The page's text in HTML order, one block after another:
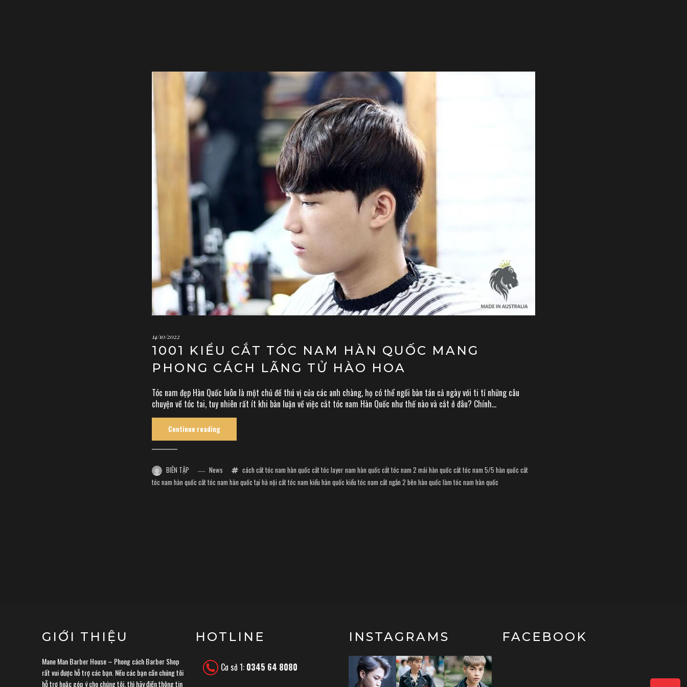
14/10/2022
1001 KIỂU CẮT TÓC NAM HÀN QUỐC MANG
PHONG CÁCH LÃNG TỬ HÀO HOA
Tóc nam đẹp Hàn Quốc luôn là một chủ đề thú vị của các anh chàng, họ có thể ngồi bàn tán cả ngày với ti tỉ những câu
chuyện về tóc tai, tuy nhiên rất ít khi bàn luận về việc cắt tóc nam Hàn Quốc như thế nào và cắt ở đâu? Chính...
Continue reading
BIÊN TẬP News cách cắt tóc nam hàn quốc cắt tóc layer nam hàn quốc cắt tóc nam 2 mái hàn quốc cắt tóc nam 5/5 hàn quốc cắt
tóc nam hàn quốc cắt tóc nam hàn quốc tại hà nội cắt tóc nam kiểu hàn quốc kiểu tóc nam cắt ngắn 2 bên hàn quốc làm tóc nam hàn quốc
GIỚI THIỆU
Mane Man Barber House – Phong cách Barber Shop
rất vui được hỗ trợ các bạn. Nếu các bạn cần chúng tôi
hỗ trợ hoặc góp ý cho chúng tôi, thì hãy điền thông tin
HOTLINE
Cơ sở 1: 0345 64 8080
INSTAGRAMS FACEBOOK